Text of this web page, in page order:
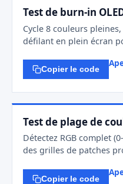
Test de burn-in
Cycle 8 couleurs
défilant en plein écran
Copier le code
Test de plage de
Détectez RGB complet
des grilles de patches
Copier le code